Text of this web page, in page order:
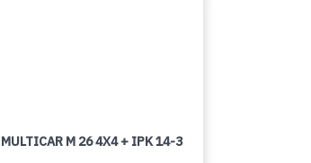
MULTICAR M 26 4X4 + IPK 14-3